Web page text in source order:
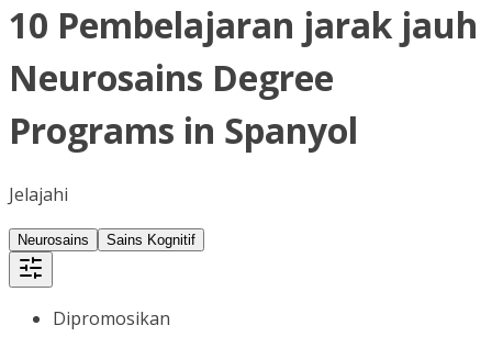
10 Pembelajaran jarak jauh
Neurosains Degree
Programs in Spanyol
Jelajahi
Neurosains Sains Kognitif
Dipromosikan